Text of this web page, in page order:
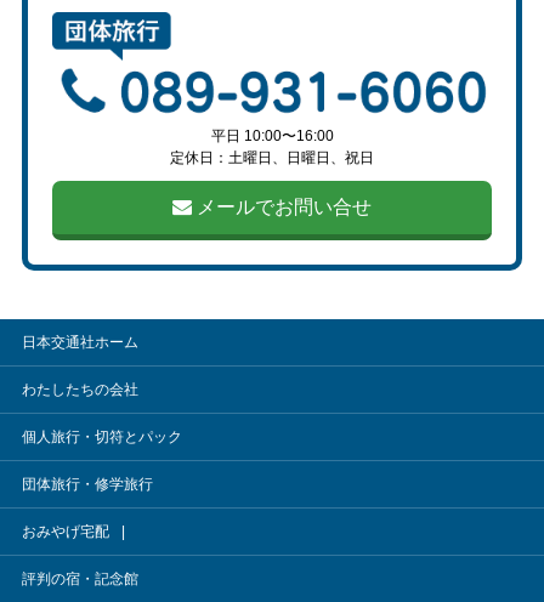
平日 10:00〜16:00
定休日：土曜日、日曜日、祝日
メールでお問い合せ
日本交通社ホーム
わたしたちの会社
個人旅行・切符とパック
団体旅行・修学旅行
おみやげ宅配
評判の宿・記念館